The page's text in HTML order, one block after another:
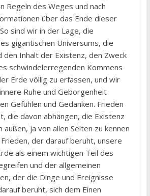
Regeln des Weges und nach
über das Ende dieser
sind wir in der Lage, die
gigantischen Universums, die
den Inhalt der Existenz, den Zweck
schwindelerregenden Kommens
Erde völlig zu erfassen, und wir
Ruhe und Geborgenheit
Gefühlen und Gedanken. Frieden
die davon abhängen, die Existenz
außen, ja von allen Seiten zu kennen
der darauf beruht, unsere
als einem wichtigen Teil des
und der allgemeinen
der die Dinge und Ereignisse
beruht, sich dem Einen